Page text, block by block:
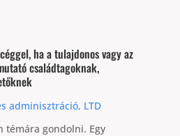
ha a tulajdonos vagy az
családtagoknak,
adminisztráció, LTD
témára gondolni. Egy